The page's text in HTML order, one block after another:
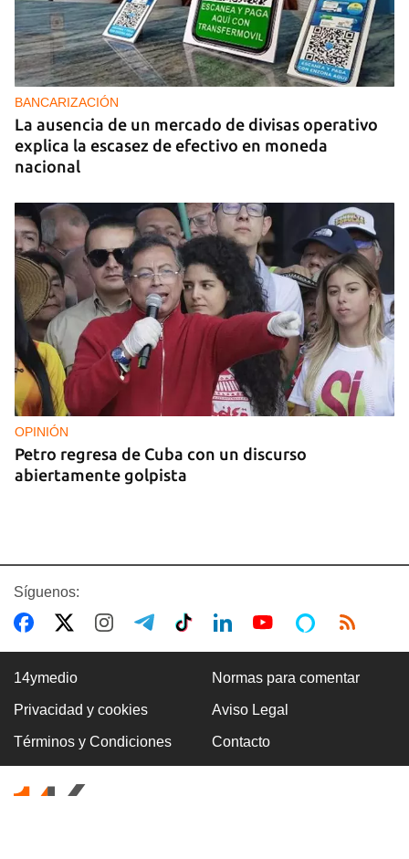
BANCARIZACIÓN
La ausencia de un mercado de divisas operativo
explica la escasez de efectivo en moneda
nacional
OPINIÓN
Petro regresa de Cuba con un discurso
abiertamente golpista
14YMEDIO
Edición impresa del 7 de agosto de 2026
Síguenos:
14ymedio Normas para comentar
Privacidad y cookies Aviso Legal
Términos y Condiciones Contacto